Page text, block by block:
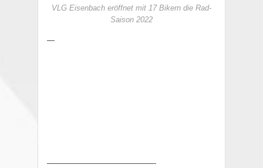
VLG Eisenbach eröffnet mit 17 Bikern die Rad-
Saison 2022
—
——————————————-